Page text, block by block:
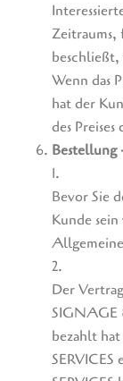
Zeitraums,
beschließt,
Wenn das
hat der
des
Bestellung
1.
Bevor Sie
Kunde
2.
Der
SIGNAGE
bezahlt